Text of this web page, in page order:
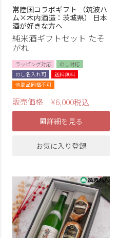
常陸国コラボギフト （筑波ハ
ム×木内酒造：茨城県） 日本
酒が好きな方へ
純米酒ギフトセット たそ
がれ
ラッピング対応
のし対応
のし名入れ可
送料無料
他商品同梱不可
販売価格 ¥6,000税込
詳細を見る
お気に入り登録